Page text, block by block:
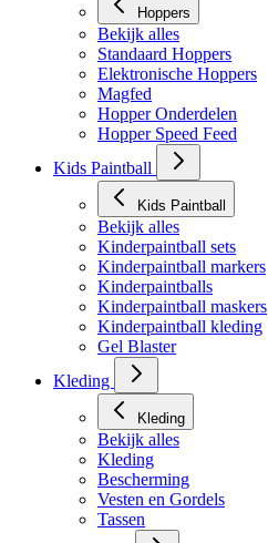
Hoppers
Bekijk alles
Standaard Hoppers
Elektronische Hoppers
Magfed
Hopper Onderdelen
Hopper Speed Feed
Kids Paintball
Kids Paintball
Bekijk alles
Kinderpaintball sets
Kinderpaintball markers
Kinderpaintballs
Kinderpaintball maskers
Kinderpaintball kleding
Gel Blaster
Kleding
Kleding
Bekijk alles
Kleding
Bescherming
Vesten en Gordels
Tassen